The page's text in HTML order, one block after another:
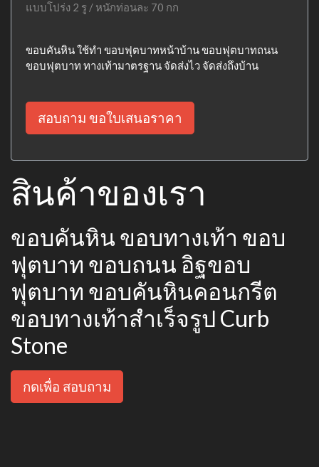
แบบโปร่ง 2 รู / หนักท่อนละ 70 กก
ขอบคันหิน ใช้ทำ ขอบฟุตบาทหน้าบ้าน ขอบฟุตบาทถนน
ขอบฟุตบาท ทางเท้ามาตรฐาน จัดส่งไว จัดส่งถึงบ้าน
สอบถาม ขอใบเสนอราคา
สินค้าของเรา
ขอบคันหิน ขอบทางเท้า ขอบ
ฟุตบาท ขอบถนน อิฐขอบ
ฟุตบาท ขอบคันหินคอนกรีต
ขอบทางเท้าสำเร็จรูป Curb
Stone
กดเพื่อ สอบถาม